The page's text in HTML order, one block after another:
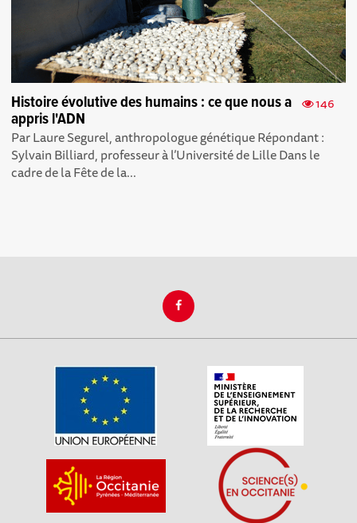
146
Histoire évolutive des humains : ce que nous a
appris l'ADN
Par Laure Segurel, anthropologue génétique Répondant :
Sylvain Billiard, professeur à l’Université de Lille Dans le
cadre de la Fête de la...